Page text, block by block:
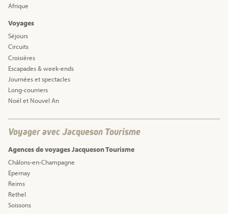
Afrique
Voyages
Séjours
Circuits
Croisières
Escapades & week-ends
Journées et spectacles
Long-courriers
Noël et Nouvel An
Voyager avec Jacqueson Tourisme
Agences de voyages Jacqueson Tourisme
Châlons-en-Champagne
Epernay
Reims
Rethel
Soissons